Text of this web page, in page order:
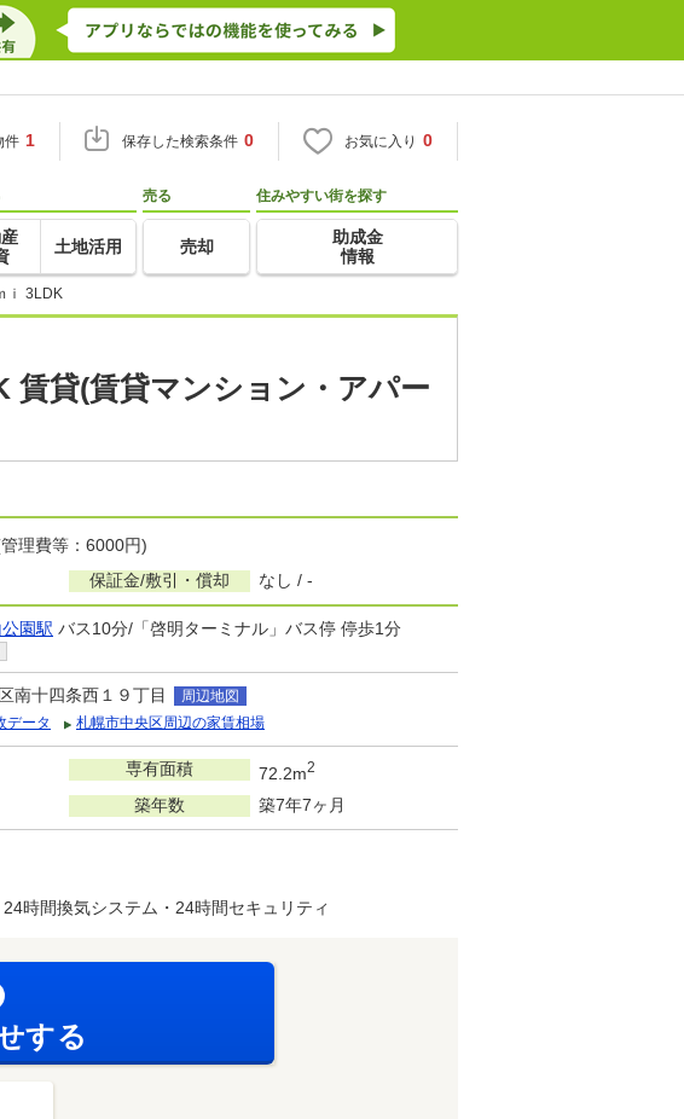
件 1 保存した検索条件 0 お気に入り 0
土地活用
売る
売却
住みやすい街を探す
助成金
情報
ｉ 3LDK
貸(賃貸マンション・アパー
理費等：6000円)
保証金/敷引・償却 なし / -
園駅 バス10分/「啓明ターミナル」バス停 停歩1分
南十四条西１９丁目
周辺地図
データ
札幌市中央区周辺の家賃相場
専有面積 72.2m2
築年数 築7年7ヶ月
時間換気システム・24時間セキュリティ
する